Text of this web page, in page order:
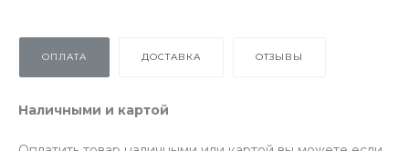
ОПЛАТА ДОСТАВКА ОТЗЫВЫ
Наличными и картой